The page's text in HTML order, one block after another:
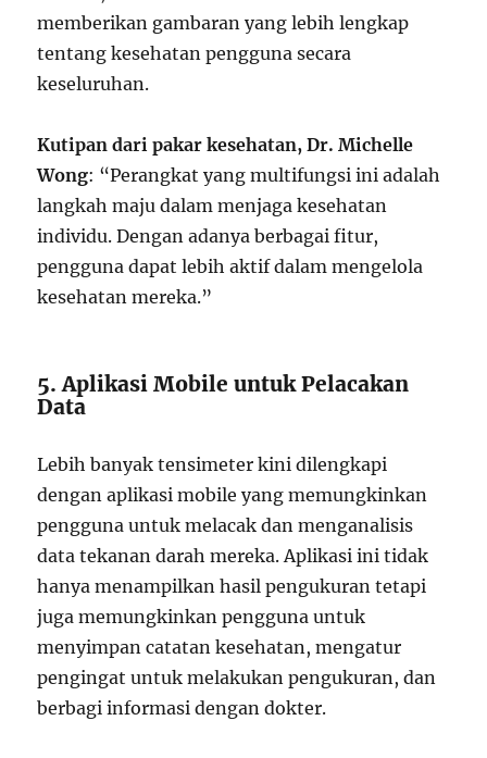
memberikan gambaran yang lebih lengkap
tentang kesehatan pengguna secara
keseluruhan.
Kutipan dari pakar kesehatan, Dr. Michelle
Wong: “Perangkat yang multifungsi ini adalah
langkah maju dalam menjaga kesehatan
individu. Dengan adanya berbagai fitur,
pengguna dapat lebih aktif dalam mengelola
kesehatan mereka.”
5. Aplikasi Mobile untuk Pelacakan
Data
Lebih banyak tensimeter kini dilengkapi
dengan aplikasi mobile yang memungkinkan
pengguna untuk melacak dan menganalisis
data tekanan darah mereka. Aplikasi ini tidak
hanya menampilkan hasil pengukuran tetapi
juga memungkinkan pengguna untuk
menyimpan catatan kesehatan, mengatur
pengingat untuk melakukan pengukuran, dan
berbagi informasi dengan dokter.